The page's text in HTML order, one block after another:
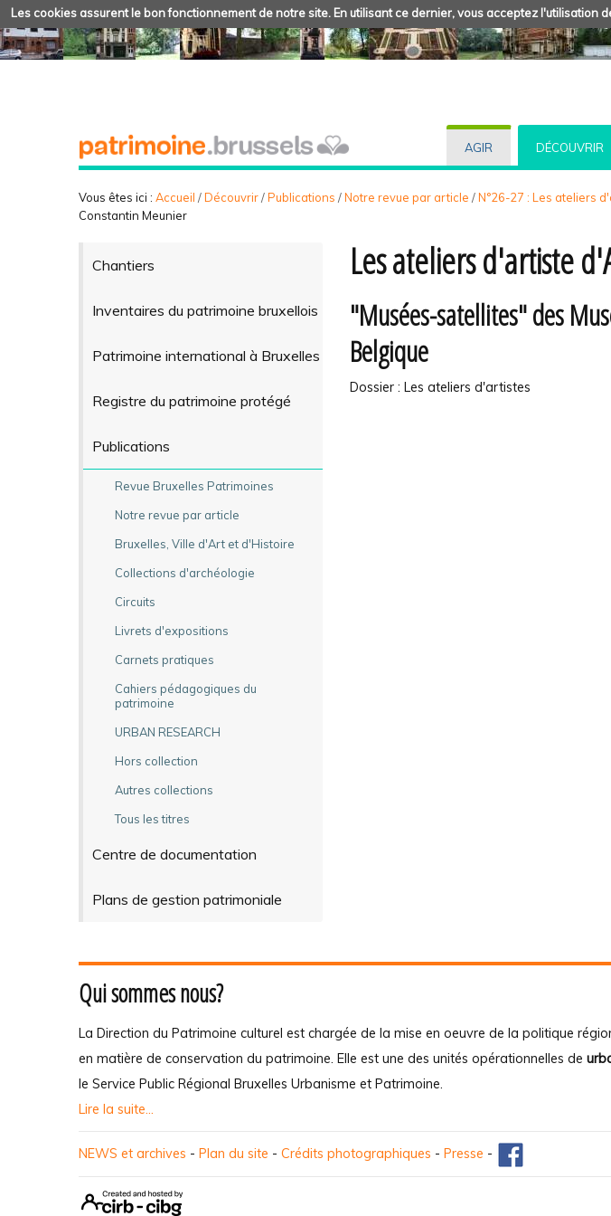
Les cookies assurent le bon fonctionnement de notre site. En utilisant ce dernier, vous acceptez l'utilisation
AGIR DÉCOUVRIR
Vous êtes ici : Accueil /Découvrir/Publications /Notre revue par article /N°26-27 : Les ateliers
Constantin Meunier
Chantiers
Inventaires du patrimoine bruxellois
Patrimoine international à Bruxelles
Registre du patrimoine protégé
Publications
Revue Bruxelles Patrimoines
Notre revue par article
Bruxelles, Ville d'Art et d'Histoire
Collections d'archéologie
Circuits
Livrets d'expositions
Carnets pratiques
Cahiers pédagogiques du
patrimoine
URBAN RESEARCH
Hors collection
Autres collections
Tous les titres
Centre de documentation
Plans de gestion patrimoniale
Les ateliers d'artiste
"Musées-satellites" des
Belgique
Dossier : Les ateliers d'artistes
Qui sommes nous?
La Direction du Patrimoine culturel est chargée de la mise en oeuvre de la politique
en matière de conservation du patrimoine. Elle est une des unités opérationnelles de
le Service Public Régional Bruxelles Urbanisme et Patrimoine.
Lire la suite...
NEWS et archives - Plan du site - Crédits photographiques - Presse -